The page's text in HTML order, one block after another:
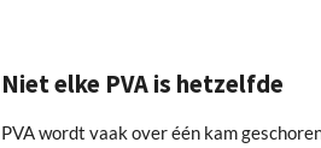
Niet elke PVA is hetzelfde
PVA wordt vaak over één kam